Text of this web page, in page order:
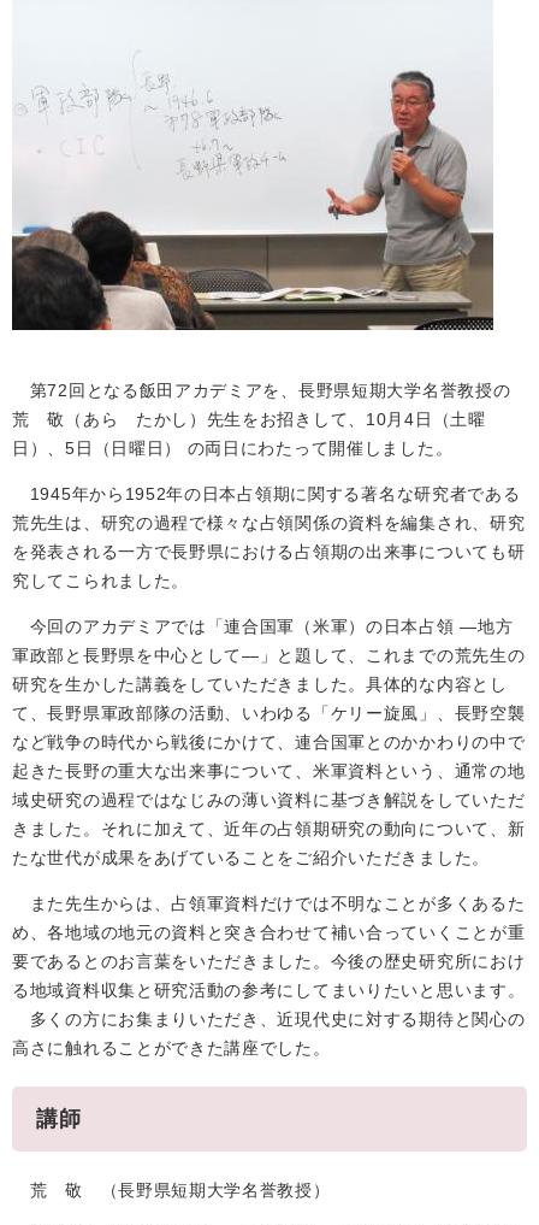
第72回となる飯田アカデミアを、長野県短期大学名誉教授の
荒 敬（あら たかし）先生をお招きして、10月4日（土曜
日）、5日（日曜日） の両日にわたって開催しました。
1945年から1952年の日本占領期に関する著名な研究者である
荒先生は、研究の過程で様々な占領関係の資料を編集され、研究
を発表される一方で長野県における占領期の出来事についても研
究してこられました。
今回のアカデミアでは「連合国軍（米軍）の日本占領 ―地方
軍政部と長野県を中心として―」と題して、これまでの荒先生の
研究を生かした講義をしていただきました。具体的な内容とし
て、長野県軍政部隊の活動、いわゆる「ケリー旋風」、長野空襲
など戦争の時代から戦後にかけて、連合国軍とのかかわりの中で
起きた長野の重大な出来事について、米軍資料という、通常の地
域史研究の過程ではなじみの薄い資料に基づき解説をしていただ
きました。それに加えて、近年の占領期研究の動向について、新
たな世代が成果をあげていることをご紹介いただきました。
また先生からは、占領軍資料だけでは不明なことが多くあるた
め、各地域の地元の資料と突き合わせて補い合っていくことが重
要であるとのお言葉をいただきました。今後の歴史研究所におけ
る地域資料収集と研究活動の参考にしてまいりたいと思います。
多くの方にお集まりいただき、近現代史に対する期待と関心の
高さに触れることができた講座でした。
講師
荒 敬 （長野県短期大学名誉教授）